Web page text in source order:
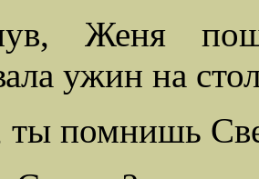
Женя
ужин на
помнишь